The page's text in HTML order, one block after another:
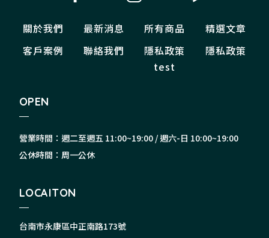
關於我們 最新消息 所有商品
精選文章
客戶案例
聯絡我們
隱私政策
test
隱私政策
OPEN
營業時間：週二至週五 11:00~19:00 / 週六-日 10:00~19:00
公休時間：周一公休
LOCAITON
台南市永康區中正南路173號